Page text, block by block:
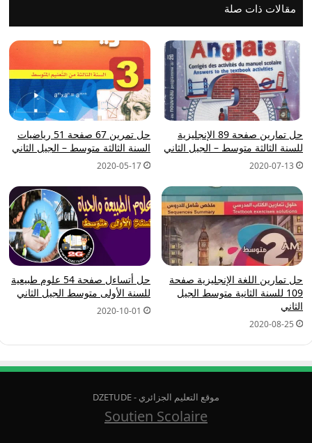
مقالات ذات صلة
حل تمارين صفحة 89 الإنجليزية
للسنة الثالثة متوسط – الجيل الثاني
2020-07-13
حل تمرين 67 صفحة 51 رياضيات
السنة الثالثة متوسط – الجيل الثاني
2020-05-17
حل تمارين اللغة الإنجليزية صفحة
109 للسنة الثانية متوسط الجيل
الثاني
2020-08-25
حل أتساءل صفحة 54 علوم طبيعية
للسنة الأولى متوسط الجيل الثاني
2020-10-01
موقع التعليم الجزائري - DZETUDE
Soutien Scolaire